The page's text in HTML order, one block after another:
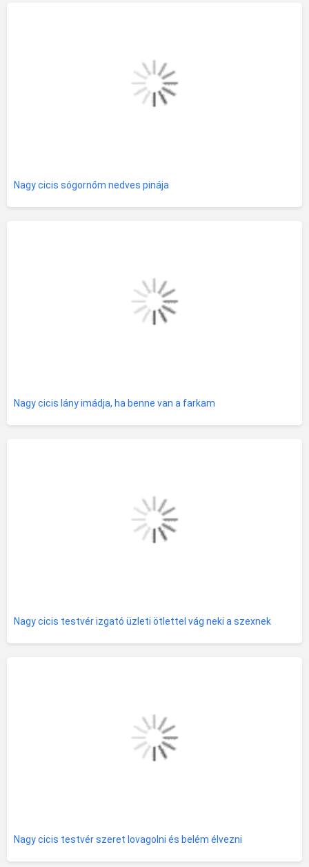
Nagy cicis sógornőm nedves pinája
Nagy cicis lány imádja, ha benne van a farkam
Nagy cicis testvér izgató üzleti ötlettel vág neki a szexnek
Nagy cicis testvér szeret lovagolni és belém élvezni